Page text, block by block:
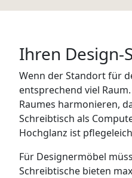
Ihren Design-
Wenn der Standort für
entsprechend viel
Raumes harmonieren,
Schreibtisch als
Hochglanz ist
Für Designermöbel
Schreibtische bieten